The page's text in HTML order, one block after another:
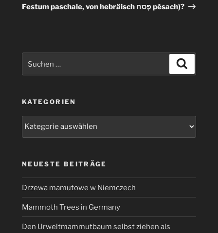
Festum paschale, von hebräisch פֶּסַח pésach)?
nach:
KATEGORIEN
NEUESTE BEITRÄGE
Drzewa mamutowe w Niemczech
Mammoth Trees in Germany
Den Urweltmammutbaum selbst ziehen als